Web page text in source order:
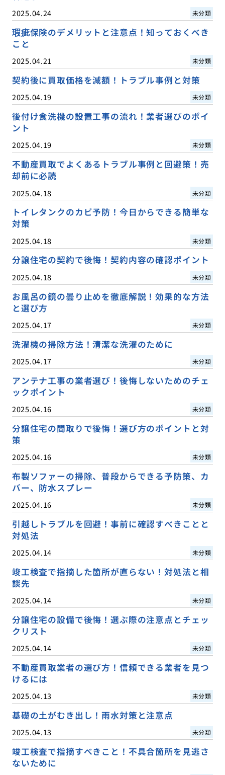
2025.04.24 未分類
瑕疵保険のデメリットと注意点！知っておくべき
こと
2025.04.21 未分類
契約後に買取価格を減額！トラブル事例と対策
2025.04.19 未分類
後付け食洗機の設置工事の流れ！業者選びのポイ
ント
2025.04.19 未分類
不動産買取でよくあるトラブル事例と回避策！売
却前に必読
2025.04.18 未分類
トイレタンクのカビ予防！今日からできる簡単な
対策
2025.04.18 未分類
分譲住宅の契約で後悔！契約内容の確認ポイント
2025.04.18 未分類
お風呂の鏡の曇り止めを徹底解説！効果的な方法
と選び方
2025.04.17 未分類
洗濯機の掃除方法！清潔な洗濯のために
2025.04.17 未分類
アンテナ工事の業者選び！後悔しないためのチェ
ックポイント
2025.04.16 未分類
分譲住宅の間取りで後悔！選び方のポイントと対
策
2025.04.16 未分類
布製ソファーの掃除、普段からできる予防策、カ
バー、防水スプレー
2025.04.16 未分類
引越しトラブルを回避！事前に確認すべきことと
対処法
2025.04.14 未分類
竣工検査で指摘した箇所が直らない！対処法と相
談先
2025.04.14 未分類
分譲住宅の設備で後悔！選ぶ際の注意点とチェッ
クリスト
2025.04.14 未分類
不動産買取業者の選び方！信頼できる業者を見つ
けるには
2025.04.13 未分類
基礎の土がむき出し！雨水対策と注意点
2025.04.13 未分類
竣工検査で指摘すべきこと！不具合箇所を見逃さ
ないために